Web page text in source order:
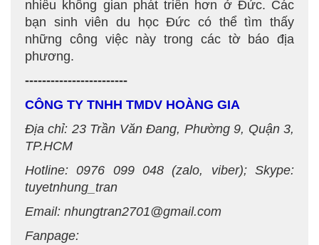
nhiều không gian phát triển hơn ở Đức. Các
bạn sinh viên du học Đức có thể tìm thấy
những công việc này trong các tờ báo địa
phương.
------------------------
CÔNG TY TNHH TMDV HOÀNG GIA
Địa chỉ: 23 Trần Văn Đang, Phường 9, Quận 3,
TP.HCM
Hotline: 0976 099 048 (zalo, viber); Skype:
tuyetnhung_tran
Email: nhungtran2701@gmail.com
Fanpage: